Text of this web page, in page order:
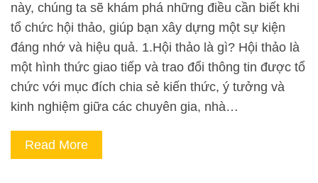
này, chúng ta sẽ khám phá những điều cần biết khi
tổ chức hội thảo, giúp bạn xây dựng một sự kiện
đáng nhớ và hiệu quả. 1.Hội thảo là gì? Hội thảo là
một hình thức giao tiếp và trao đổi thông tin được tổ
chức với mục đích chia sẻ kiến thức, ý tưởng và
kinh nghiệm giữa các chuyên gia, nhà…
Read More